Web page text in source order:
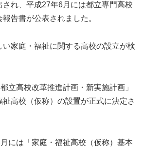
され、平成27年6月には都立専門高校
告書が公表されました。
い家庭・福祉に関する高校の設立が検
立高校改革推進計画・新実施計画」
高校（仮称）の設置が正式に決定さ
には「家庭・福祉高校（仮称）基本